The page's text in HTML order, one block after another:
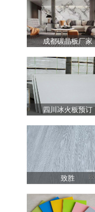
成都碳晶板厂家
四川冰火板预订
致胜